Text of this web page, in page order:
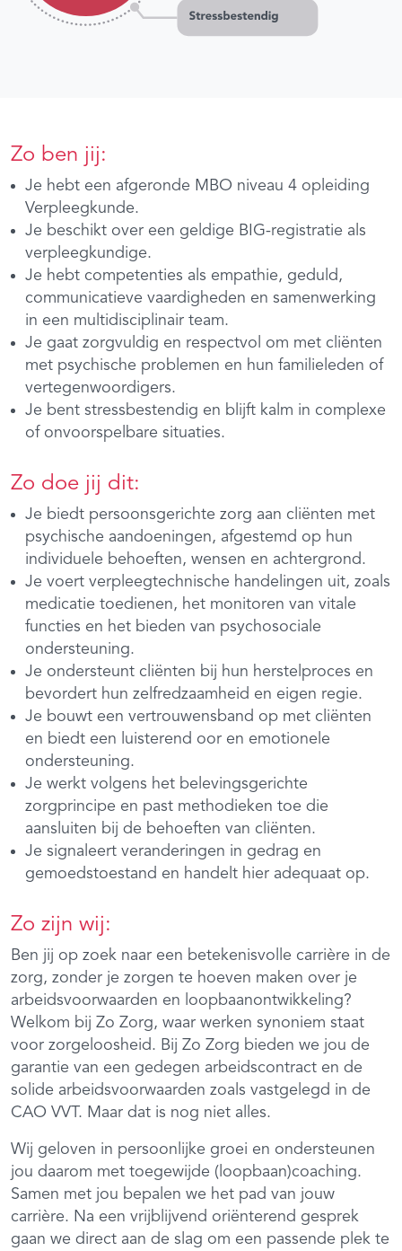
Zo ben jij:
Je hebt een afgeronde MBO niveau 4 opleiding
Verpleegkunde.
Je beschikt over een geldige BIG-registratie als
verpleegkundige.
Je hebt competenties als empathie, geduld,
communicatieve vaardigheden en samenwerking
in een multidisciplinair team.
Je gaat zorgvuldig en respectvol om met cliënten
met psychische problemen en hun familieleden of
vertegenwoordigers.
Je bent stressbestendig en blijft kalm in complexe
of onvoorspelbare situaties.
Zo doe jij dit:
Je biedt persoonsgerichte zorg aan cliënten met
psychische aandoeningen, afgestemd op hun
individuele behoeften, wensen en achtergrond.
Je voert verpleegtechnische handelingen uit, zoals
medicatie toedienen, het monitoren van vitale
functies en het bieden van psychosociale
ondersteuning.
Je ondersteunt cliënten bij hun herstelproces en
bevordert hun zelfredzaamheid en eigen regie.
Je bouwt een vertrouwensband op met cliënten
en biedt een luisterend oor en emotionele
ondersteuning.
Je werkt volgens het belevingsgerichte
zorgprincipe en past methodieken toe die
aansluiten bij de behoeften van cliënten.
Je signaleert veranderingen in gedrag en
gemoedstoestand en handelt hier adequaat op.
Zo zijn wij:
Ben jij op zoek naar een betekenisvolle carrière in de
zorg, zonder je zorgen te hoeven maken over je
arbeidsvoorwaarden en loopbaanontwikkeling?
Welkom bij Zo Zorg, waar werken synoniem staat
voor zorgeloosheid. Bij Zo Zorg bieden we jou de
garantie van een gedegen arbeidscontract en de
solide arbeidsvoorwaarden zoals vastgelegd in de
CAO VVT. Maar dat is nog niet alles.
Wij geloven in persoonlijke groei en ondersteunen
jou daarom met toegewijde (loopbaan)coaching.
Samen met jou bepalen we het pad van jouw
carrière. Na een vrijblijvend oriënterend gesprek
gaan we direct aan de slag om een passende plek te